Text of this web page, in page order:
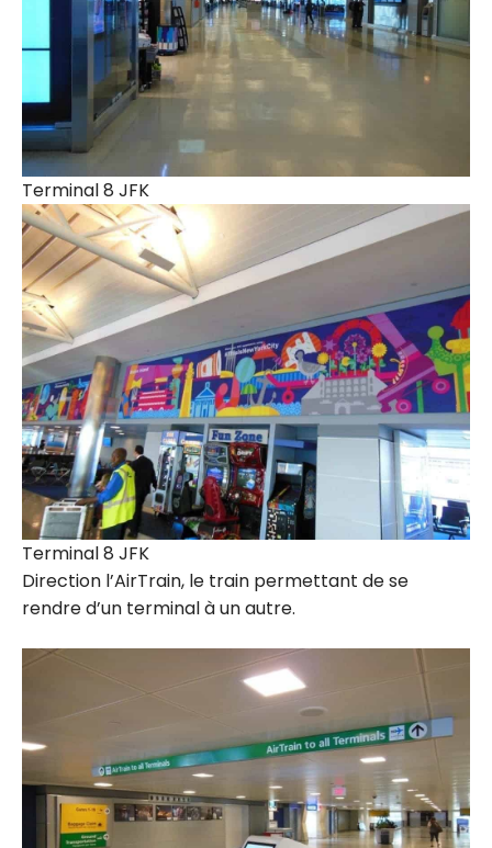
Terminal 8 JFK
Terminal 8 JFK
Direction l’AirTrain, le train permettant de se
rendre d’un terminal à un autre.